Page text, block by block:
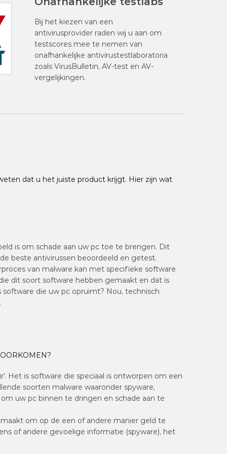
Bij het kiezen van een
antivirusprovider raden wij u aan om
testscores mee te nemen van
onafhankelijke antivirustestlaboratoria
zoals VirusBulletin, AV-test en AV-
vergelijkingen.
dat u het juiste product krijgt. Hier zijn wat
is om schade aan uw pc toe te brengen. Dit
beste antivirussen beoordeeld en getest.
van malware kan met specifieke software
dit soort software hebben gemaakt en dat is
die uw pc opruimt? Nou, technisch
Het is software die speciaal is ontworpen om een
soorten malware waaronder spyware,
uw pc binnen te dringen en schade aan te
om op de een of andere manier geld te
of andere gevoelige informatie (spyware), het